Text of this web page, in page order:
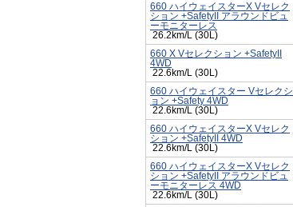
660 ハイウェイスターX Vセレク
ション +SafetyII アラウンドビュ
ーモニターレス
26.2km/L (30L)
660 X Vセレクション +SafetyII
4WD
22.6km/L (30L)
660 ハイウェイスター Vセレクシ
ョン +Safety 4WD
22.6km/L (30L)
660 ハイウェイスターX Vセレク
ション +SafetyII 4WD
22.6km/L (30L)
660 ハイウェイスターX Vセレク
ション +SafetyII アラウンドビュ
ーモニターレス 4WD
22.6km/L (30L)